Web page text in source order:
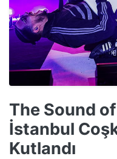
The Sound
İstanbul
Kutlandı